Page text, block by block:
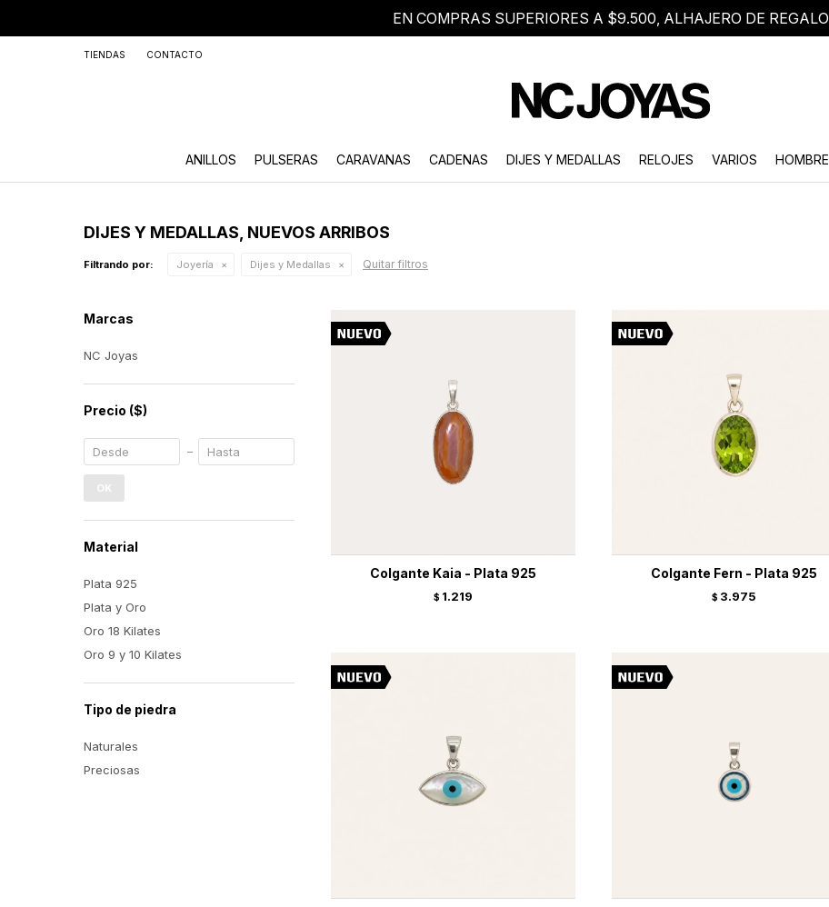
EN COMPRAS SUPERIORES A $9.500, ALHAJERO DE REGALO
ANILLOS PULSERAS CARAVANAS CADENAS DIJES Y MEDALLAS RELOJES VARIOS HOMBRE
TIENDAS CONTACTO
DIJES Y MEDALLAS, NUEVOS ARRIBOS
Filtrando por: Joyería Dijes y Medallas Quitar filtros
Colgante Kaia - Plata 925
$ 1.219
Colgante Fern - Plata 925
$ 3.975
Marcas
NC Joyas
Precio ($)
OK
Material
Plata 925
Plata y Oro
Oro 18 Kilates
Oro 9 y 10 Kilates
Tipo de piedra
Naturales
Preciosas